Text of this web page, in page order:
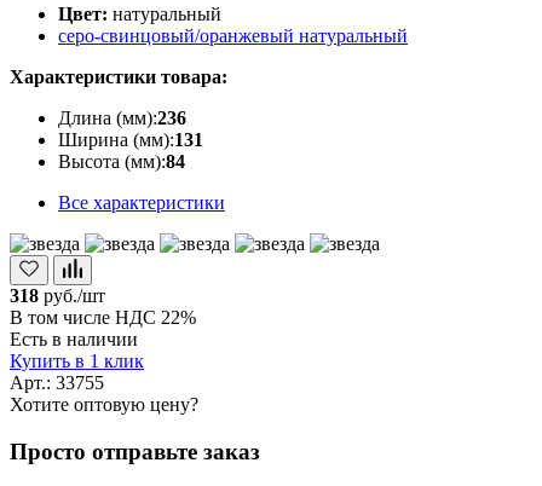
Цвет: натуральный
серо-свинцовый/оранжевый натуральный
Характеристики товара:
Длина (мм):236
Ширина (мм):131
Высота (мм):84
Все характеристики
318 руб./шт
В том числе НДС 22%
Есть в наличии
Купить в 1 клик
Арт.: 33755
Хотите оптовую цену?
Просто отправьте заказ